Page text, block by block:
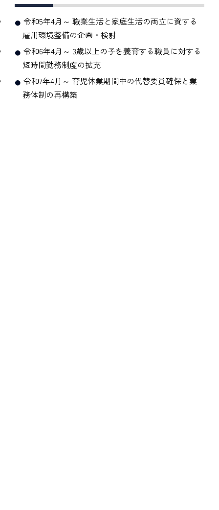
令和5年4月～ 職業生活と家庭生活の両立に資する
雇用環境整備の企画・検討
令和6年4月～ 3歳以上の子を養育する職員に対する
短時間勤務制度の拡充
令和7年4月～ 育児休業期間中の代替要員確保と業
務体制の再構築